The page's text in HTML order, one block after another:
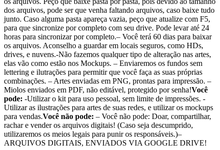
dos arquivos, pode ser que venha faltando arquivos, caso baixe tudo
junto. Caso alguma pasta apareça vazia, peço que atualize com F5,
para que sincronize por completo com seu drive. Pode levar até 24
horas para sincronizar por completo.– Você terá 60 dias para baixar
os arquivos. Aconselho a guardar em locais seguros, como HDs,
drives, e nuvens.-Não fazemos qualquer tipo de alteração nas artes,
elas vão como estão nos Mockups. – Enviaremos os fundos sem
lettering e ilutrações para permitir que você faça as suas próprias
combinações. – Artes enviadas em PNG, prontas para impressão. –
Miolos enviados em PDF, não editável, protegido por senha!Você
pode: -Utilizar o kit para uso pessoal, sem limite de impressões. -
Utilizar as ilustrações para artes de suas redes, e utilizar os mockups
para vendas.Você não pode: – Você não pode: Doar, compartilhar,
rachar e vender os arquivos digitais! (Caso seja descumprido,
utilizaremos os meios legais para punir os responsáveis.)–
ARQUIVOS DIGITAIS, ENVIADOS VIA GOOGLE DRIVE!